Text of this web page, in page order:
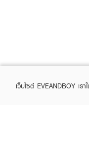
เว็บไซต์ EVEANDBOY เ